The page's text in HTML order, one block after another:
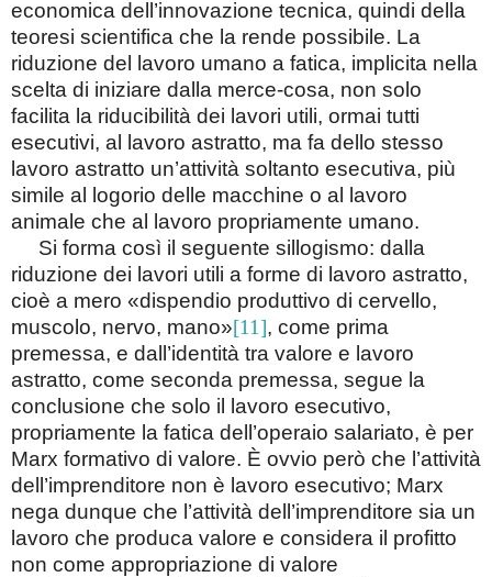
economica dell’innovazione tecnica, quindi della
teoresi scientifica che la rende possibile. La
riduzione del lavoro umano a fatica, implicita nella
scelta di iniziare dalla merce-cosa, non solo
facilita la riducibilità dei lavori utili, ormai tutti
esecutivi, al lavoro astratto, ma fa dello stesso
lavoro astratto un’attività soltanto esecutiva, più
simile al logorio delle macchine o al lavoro
animale che al lavoro propriamente umano.
Si forma così il seguente sillogismo: dalla
riduzione dei lavori utili a forme di lavoro astratto,
cioè a mero «dispendio produttivo di cervello,
muscolo, nervo, mano»[11], come prima
premessa, e dall’identità tra valore e lavoro
astratto, come seconda premessa, segue la
conclusione che solo il lavoro esecutivo,
propriamente la fatica dell’operaio salariato, è per
Marx formativo di valore. È ovvio però che l’attività
dell’imprenditore non è lavoro esecutivo; Marx
nega dunque che l’attività dell’imprenditore sia un
lavoro che produca valore e considera il profitto
non come appropriazione di valore